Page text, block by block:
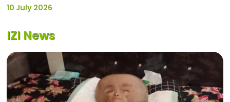
10 July 2026
IZI News